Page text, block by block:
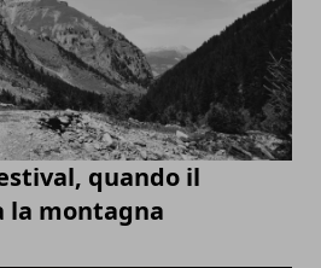
quando il
la montagna